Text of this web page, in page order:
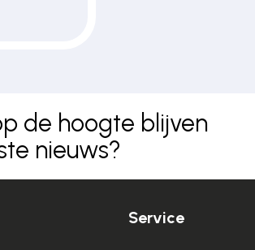
de hoogte blijven
nieuws?
Service